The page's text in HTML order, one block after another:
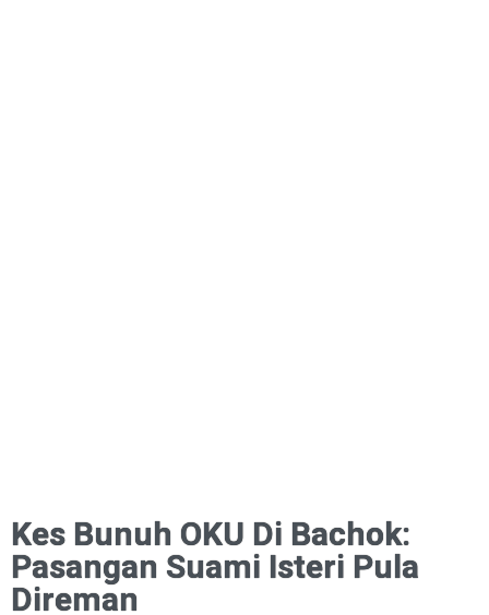
Kes Bunuh OKU Di Bachok:
Pasangan Suami Isteri Pula
Direman